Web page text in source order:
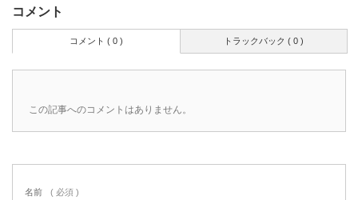
コメント
トラックバック ( 0 )
コメント ( 0 )
この記事へのコメントはありません。
名前 ( 必須 )